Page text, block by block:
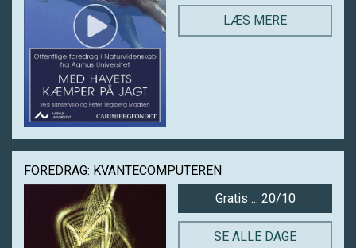
LÆS MERE
FOREDRAG: KVANTECOMPUTEREN
Gratis ... 20/10
SE ALLE DAGE